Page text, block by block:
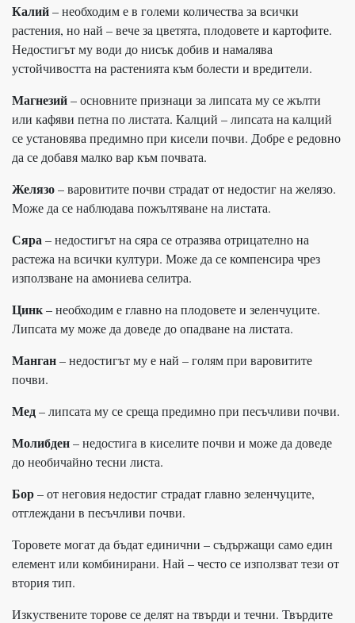
Калий– необходим е в големи количества за всички
растения, но най – вече за цветята, плодовете и картофите.
Недостигът му води до нисък добив и намалява
устойчивостта на растенията към болести и вредители.
Магнезий– основните признаци за липсата му се жълти
или кафяви петна по листата. Калций – липсата на калций
се установява предимно при кисели почви. Добре е редовно
да се добавя малко вар към почвата.
Желязо– варовитите почви страдат от недостиг на желязо.
Може да се наблюдава пожълтяване на листата.
Сяра– недостигът на сяра се отразява отрицателно на
растежа на всички култури. Може да се компенсира чрез
използване на амониева селитра.
Цинк– необходим е главно на плодовете и зеленчуците.
Липсата му може да доведе до опадване на листата.
Манган– недостигът му е най – голям при варовитите
почви.
Мед– липсата му се среща предимно при песъчливи почви.
Молибден– недостига в киселите почви и може да доведе
до необичайно тесни листа.
Бор– от неговия недостиг страдат главно зеленчуците,
отглеждани в песъчливи почви.
Торовете могат да бъдат единични – съдържащи само един
елемент или комбинирани. Най – често се използват тези от
втория тип.
Изкуствените торове се делят на твърди и течни. Твърдите